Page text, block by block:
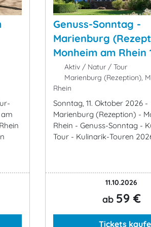
Genuss-Sonntag -
Marienburg
Monheim am Rhein
Aktiv / Natur / Tour
Marienburg (Rezeption),
Rhein
Sonntag, 11. Oktober 2026 -
Marienburg (Rezeption) -
Rhein - Genuss-Sonntag -
Tour - Kulinarik-Touren
11.10.2026
ab 59 €
Tickets